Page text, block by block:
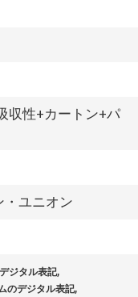
収性+カートン+パ
ユニオン
ジタル表記,
のデジタル表記,